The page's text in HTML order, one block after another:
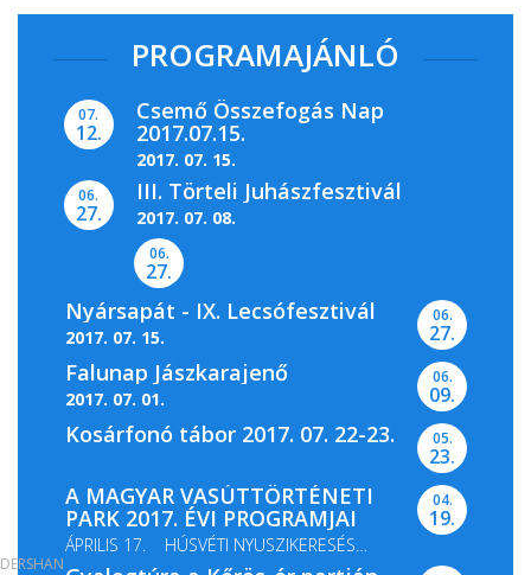
PROGRAMAJÁNLÓ
07.
12.
Csemő Összefogás Nap
2017.07.15.
2017. 07. 15.
06.
27.
III. Törteli Juhászfesztivál
2017. 07. 08.
06.
27.
Nyársapát - IX. Lecsófesztivál
2017. 07. 15.
06.
27.
Falunap Jászkarajenő
2017. 07. 01.
06.
09.
Kosárfonó tábor 2017. 07. 22-23. 05.
23.
A MAGYAR VASÚTTÖRTÉNETI
PARK 2017. ÉVI PROGRAMJAI
ÁPRILIS 17. HÚSVÉTI NYUSZIKERESÉS
04.
19.
DERSHAN